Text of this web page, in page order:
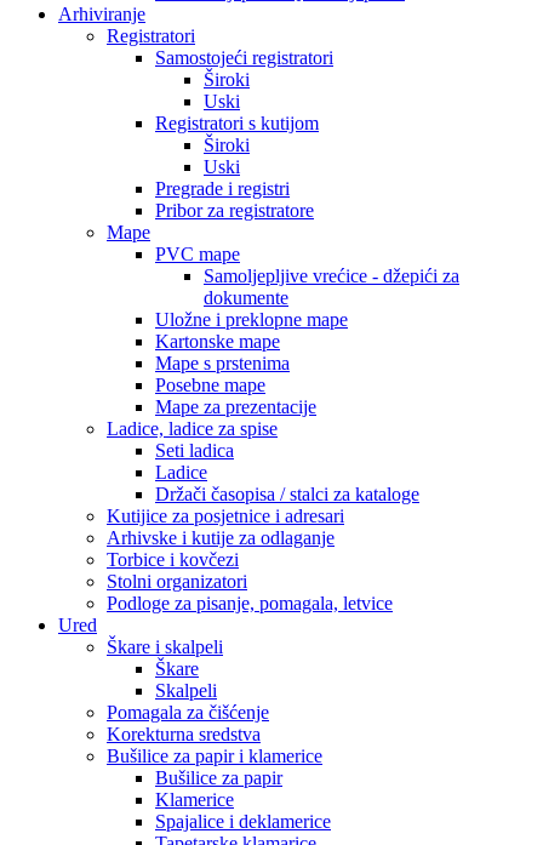
Arhiviranje
Registratori
Samostojeći registratori
Široki
Uski
Registratori s kutijom
Široki
Uski
Pregrade i registri
Pribor za registratore
Mape
PVC mape
Samoljepljive vrećice - džepići za
dokumente
Uložne i preklopne mape
Kartonske mape
Mape s prstenima
Posebne mape
Mape za prezentacije
Ladice, ladice za spise
Seti ladica
Ladice
Držači časopisa / stalci za kataloge
Kutijice za posjetnice i adresari
Arhivske i kutije za odlaganje
Torbice i kovčezi
Stolni organizatori
Podloge za pisanje, pomagala, letvice
Ured
Škare i skalpeli
Škare
Skalpeli
Pomagala za čišćenje
Korekturna sredstva
Bušilice za papir i klamerice
Bušilice za papir
Klamerice
Spajalice i deklamerice